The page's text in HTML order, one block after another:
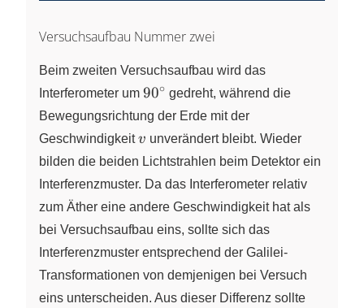
Versuchsaufbau Nummer zwei
Beim zweiten Versuchsaufbau wird das
Interferometer um 90^\circ
90∘ gedreht, während die
Bewegungsrichtung der Erde mit der
Geschwindigkeitv
v unverändert bleibt. Wieder
bilden die beiden Lichtstrahlen beim Detektor ein
Interferenzmuster. Da das Interferometer relativ
zum Äther eine andere Geschwindigkeit hat als
bei Versuchsaufbau eins, sollte sich das
Interferenzmuster entsprechend der Galilei-
Transformationen von demjenigen bei Versuch
eins unterscheiden. Aus dieser Differenz sollte